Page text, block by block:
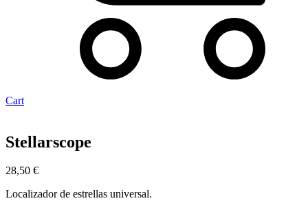
Cart
Stellarscope
28,50 €
Localizador de estrellas universal.